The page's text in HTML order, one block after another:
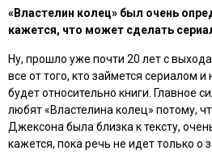
«Властелин колец» был очень
кажется, что может сделать
Ну, прошло уже почти 20 лет с
все от того, кто займется сериалом и
будет относительно книги. Главное
любят «Властелина колец» потому,
Джексона была близка к тексту,
кажется, пока речь не идет только о